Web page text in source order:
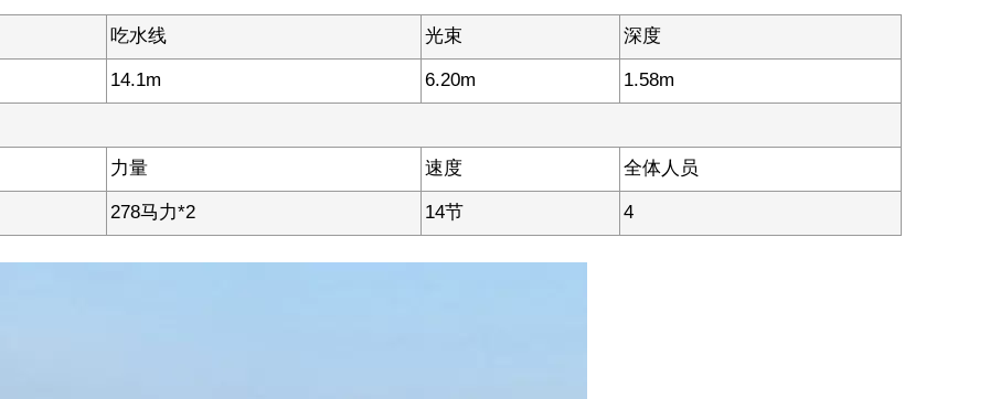
吃水线 光束 深度
14.1m 6.20m 1.58m
力量 速度 全体人员
278马力*2 14节 4